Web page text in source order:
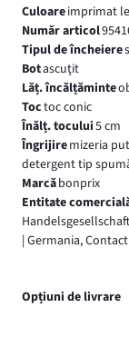
Culoareimprimat
Număr articol
Tipul de încheiere
Botascuţit
Lăț. încălțăminte
Toctoc conic
Înălț. tocului5 cm
Îngrijiremizeria
detergent tip
Marcăbonprix
Entitate
| Germania,
Opțiuni de livrare